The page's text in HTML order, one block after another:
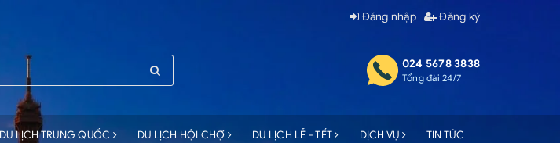
Đăng nhập Đăng ký
024 5678 3838
Tổng đài 24/7
DU LỊCH TRUNG QUỐC DU LỊCH HỘI CHỢ DU LỊCH LỄ - TẾT DỊCH VỤ TIN TỨC